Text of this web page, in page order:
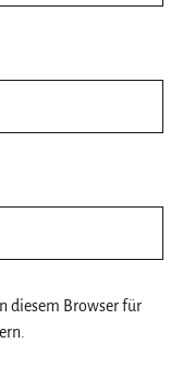
diesem Browser für